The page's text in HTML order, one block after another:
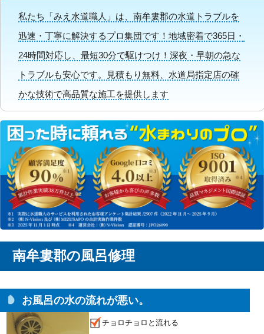
私たち「みえ水道職人」は、南牟婁郡の水道トラブルを
迅速・丁寧に解決するプロ集団です！地域密着で365日・
24時間対応し、最短30分で駆けつけ！深夜・早朝の急な
トラブルも安心です。見積もり無料、水道局指定店の確
かな技術で高品質な施工を提供します
南牟婁郡の風呂修理
お風呂の水の流れが悪い。
チョロチョロと流れる